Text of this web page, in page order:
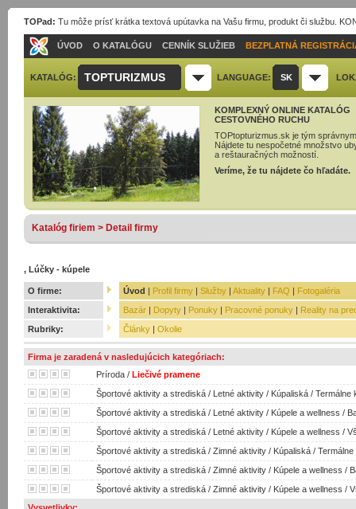
TOPad: Tu môže prísť krátka textová upútavka na Vašu firmu, produkt či službu.
ÚVOD O KATALÓGU CENNÍK SLUŽIEB BEZPLATNÁ
KATALÓG: TOPTURIZMUS LANGUAGE: SK
KOMPLEXNÝ ONLINE KATALÓG
CESTOVNÉHO RUCHU
TOPtopturizmus.sk je tým
Nájdete tu nespočetné množstvo
a reštauračných možností.
Veríme, že tu nájdete čo hľadáte.
Katalóg firiem > Detail firmy
, Lúčky - kúpele
O firme: Úvod | Profil firmy | Služby | Aktuality | FAQ | Fotogaléria
Interaktivita:
Bazár | Dopyty | Ponuky | Pracovné ponuky | Reality na
Rubriky:
Články | Okolie
Firma je zaradená v nasledujúcich kategóriach:
Príroda / Liečivé pramene
Športové aktivity a strediská / Letné aktivity / Kúpaliská / Termálne
Športové aktivity a strediská / Letné aktivity / Kúpele a wellness /
Športové aktivity a strediská / Letné aktivity / Kúpele a wellness /
Športové aktivity a strediská / Zimné aktivity / Kúpaliská /
Športové aktivity a strediská / Zimné aktivity / Kúpele a wellness /
Športové aktivity a strediská / Zimné aktivity / Kúpele a wellness /